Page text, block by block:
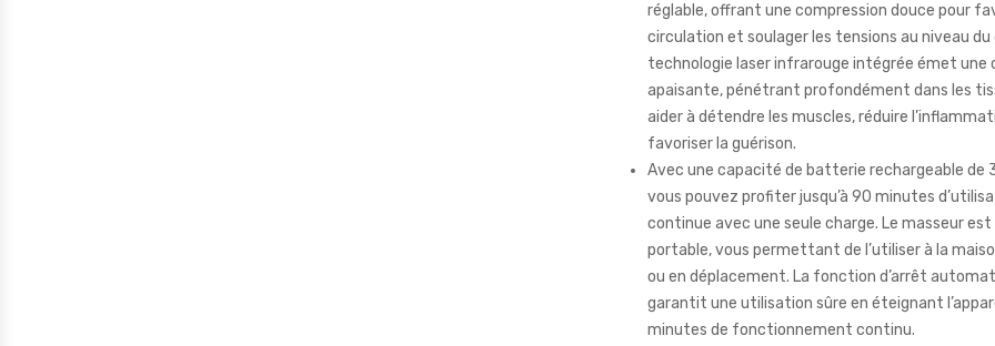
réglable, offrant une compression douce pour
circulation et soulager les tensions au niveau du
technologie laser infrarouge intégrée émet une
apaisante, pénétrant profondément dans les
aider à détendre les muscles, réduire
favoriser la guérison.
Avec une capacité de batterie rechargeable de
vous pouvez profiter jusqu’à 90 minutes
continue avec une seule charge. Le masseur
portable, vous permettant de l’utiliser à la
ou en déplacement. La fonction d’arrêt
garantit une utilisation sûre en éteignant
minutes de fonctionnement continu.